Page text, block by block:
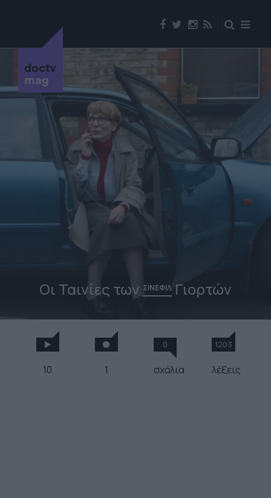
doctv
mag
Οι Ταινίες των ΣΙΝΕΦΙΛ Γιορτών
10 1
0
σχόλια
1203
λέξεις